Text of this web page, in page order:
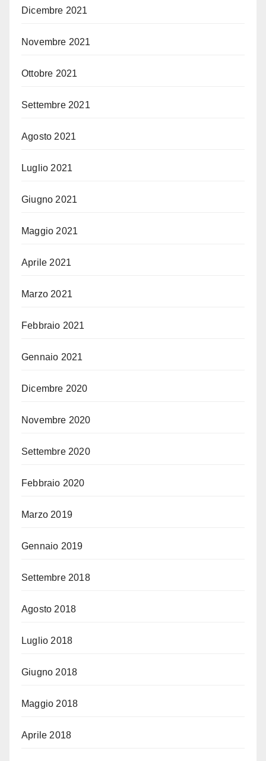
Dicembre 2021
Novembre 2021
Ottobre 2021
Settembre 2021
Agosto 2021
Luglio 2021
Giugno 2021
Maggio 2021
Aprile 2021
Marzo 2021
Febbraio 2021
Gennaio 2021
Dicembre 2020
Novembre 2020
Settembre 2020
Febbraio 2020
Marzo 2019
Gennaio 2019
Settembre 2018
Agosto 2018
Luglio 2018
Giugno 2018
Maggio 2018
Aprile 2018